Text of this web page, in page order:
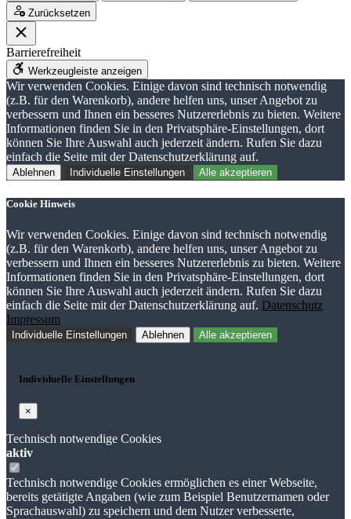
Zurücksetzen
Barrierefreiheit
Werkzeugleiste anzeigen
Wir verwenden Cookies. Einige davon sind technisch notwendig
(z.B. für den Warenkorb), andere helfen uns, unser Angebot zu
verbessern und Ihnen ein besseres Nutzererlebnis zu bieten. Weitere
Informationen finden Sie in den Privatsphäre-Einstellungen, dort
können Sie Ihre Auswahl auch jederzeit ändern. Rufen Sie dazu
einfach die Seite mit der Datenschutzerklärung auf.
Ablehnen Individuelle Einstellungen Alle akzeptieren
Cookie Hinweis
Wir verwenden Cookies. Einige davon sind technisch notwendig
(z.B. für den Warenkorb), andere helfen uns, unser Angebot zu
verbessern und Ihnen ein besseres Nutzererlebnis zu bieten. Weitere
Informationen finden Sie in den Privatsphäre-Einstellungen, dort
können Sie Ihre Auswahl auch jederzeit ändern. Rufen Sie dazu
einfach die Seite mit der Datenschutzerklärung auf. Datenschutz
Impressum
Individuelle Einstellungen Ablehnen Alle akzeptieren
Individuelle Einstellungen
×
Technisch notwendige Cookies
aktiv
Technisch notwendige Cookies ermöglichen es einer Webseite,
bereits getätigte Angaben (wie zum Beispiel Benutzernamen oder
Sprachauswahl) zu speichern und dem Nutzer verbesserte,